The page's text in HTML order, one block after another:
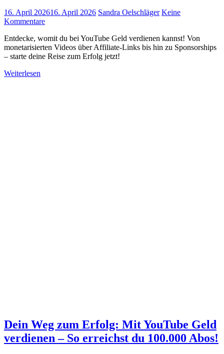
16. April 202616. April 2026 Sandra Oelschläger Keine
Kommentare
Entdecke, womit du bei YouTube Geld verdienen kannst! Von
monetarisierten Videos über Affiliate-Links bis hin zu Sponsorships
– starte deine Reise zum Erfolg jetzt!
Weiterlesen
Dein Weg zum Erfolg: Mit YouTube Geld
verdienen – So erreichst du 100.000 Abos!